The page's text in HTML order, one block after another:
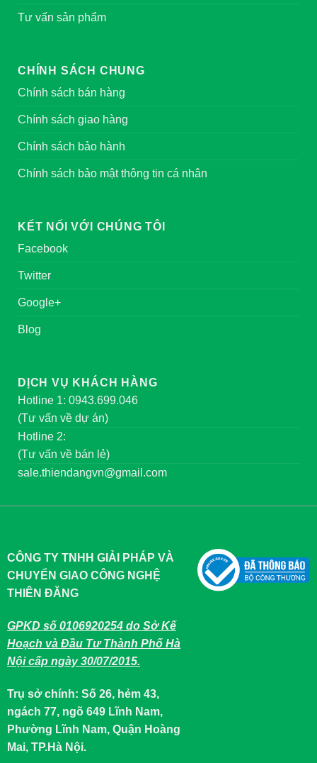
Tư vấn sản phẩm
CHÍNH SÁCH CHUNG
Chính sách bán hàng
Chính sách giao hàng
Chính sách bảo hành
Chính sách bảo mật thông tin cá nhân
KẾT NỐI VỚI CHÚNG TÔI
Facebook
Twitter
Google+
Blog
DỊCH VỤ KHÁCH HÀNG
Hotline 1: 0943.699.046
(Tư vấn về dự án)
Hotline 2:
(Tư vấn về bán lẻ)
sale.thiendangvn@gmail.com
CÔNG TY TNHH GIẢI PHÁP VÀ
CHUYỂN GIAO CÔNG NGHỆ
THIÊN ĐĂNG
GPKD số 0106920254 do Sở Kế
Hoạch và Đầu Tư Thành Phố Hà
Nội cấp ngày 30/07/2015.
Trụ sở chính: Số 26, hẻm 43,
ngách 77, ngõ 649 Lĩnh Nam,
Phường Lĩnh Nam, Quận Hoàng
Mai, TP.Hà Nội.